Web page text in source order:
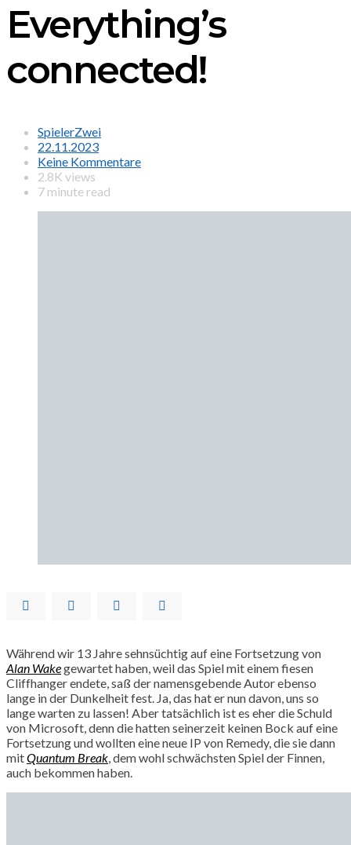
Everything’s
connected!
SpielerZwei
22.11.2023
Keine Kommentare
2.8K views
7 minute read
Während wir 13 Jahre sehnsüchtig auf eine Fortsetzung von
Alan Wakegewartet haben, weil das Spiel mit einem fiesen
Cliffhanger endete, saß der namensgebende Autor ebenso
lange in der Dunkelheit fest. Ja, das hat er nun davon, uns so
lange warten zu lassen! Aber tatsächlich ist es eher die Schuld
von Microsoft, denn die hatten seinerzeit keinen Bock auf eine
Fortsetzung und wollten eine neue IP von Remedy, die sie dann
mitQuantum Break , dem wohl schwächsten Spiel der Finnen,
auch bekommen haben.